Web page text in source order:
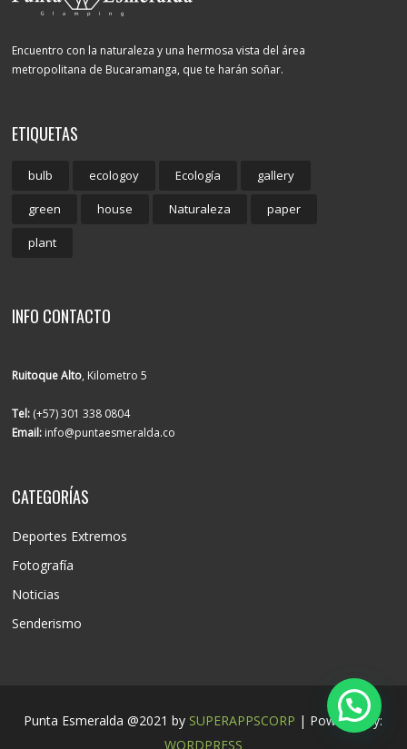
Encuentro con la naturaleza y una hermosa vista del área
metropolitana de Bucaramanga, que te harán soñar.
ETIQUETAS
bulb ecologoy Ecología gallery
green house Naturaleza paper
plant
INFO CONTACTO
Ruitoque Alto, Kilometro 5
Tel: (+57) 301 338 0804
Email: info@puntaesmeralda.co
CATEGORÍAS
Deportes Extremos
Fotografía
Noticias
Senderismo
Punta Esmeralda @2021 by SUPERAPPSCORP | Powered by:
WORDPRESS